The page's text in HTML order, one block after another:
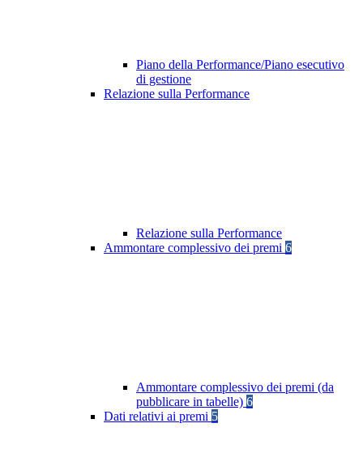
Piano della Performance/Piano esecutivo
di gestione
Relazione sulla Performance
Relazione sulla Performance
Ammontare complessivo dei premi 6
Ammontare complessivo dei premi (da
pubblicare in tabelle) 6
Dati relativi ai premi 5